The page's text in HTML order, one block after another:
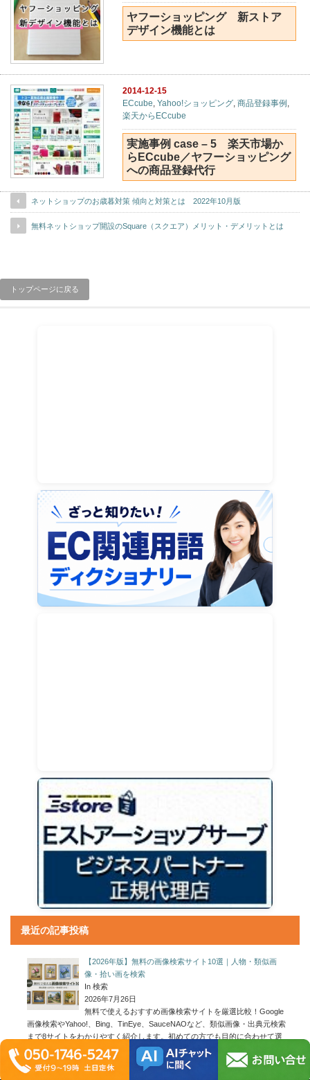
ヤフーショッピング 新ストア
デザイン機能とは
2014-12-15
ECcube,Yahoo!ショッピング,商品登録事例 ,
楽天からECcube
実施事例 case – 5 楽天市場か
らECcube／ヤフーショッピング
への商品登録代行
ネットショップのお歳暮対策 傾向と対策とは 2022年10月版
無料ネットショップ開設のSquare（スクエア）メリット・デメリットとは
トップページに戻る
最近の記事投稿
【2026年版】無料の画像検索サイト10選｜人物・類似画
像・拾い画を検索
In 検索
2026年7月26日
無料で使えるおすすめ画像検索サイトを厳選比較！Google
画像検索やYahoo!、Bing、TinEye、SauceNAOなど、類似画像・出典元検索
まで8サイトをわかりやすく紹介します。初めての方でも目的に合わせて選
べる解説付き！
[…]